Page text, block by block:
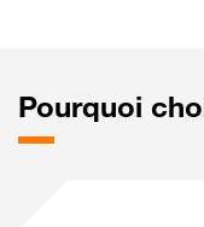
Pourquoi